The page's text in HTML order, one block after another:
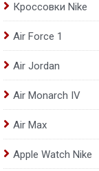
Кроссовки Nike
Air Force 1
Air Jordan
Air Monarch IV
Air Max
Apple Watch Nike